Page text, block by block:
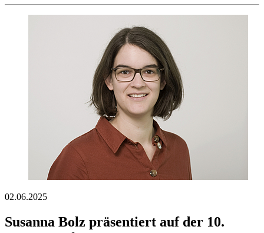
02.06.2025
Susanna Bolz präsentiert auf der 10.